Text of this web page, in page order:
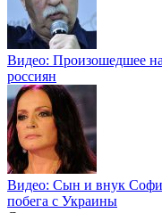
Видео: Произошедшее
россиян
Видео: Сын и внук
побега с Украины